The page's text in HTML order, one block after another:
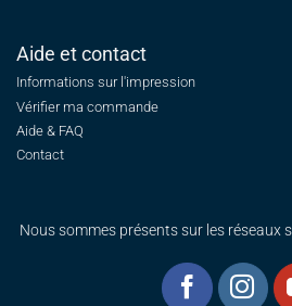
Aide et contact
Informations sur l'impression
Vérifier ma commande
Aide & FAQ
Contact
Nous sommes présents sur les réseaux